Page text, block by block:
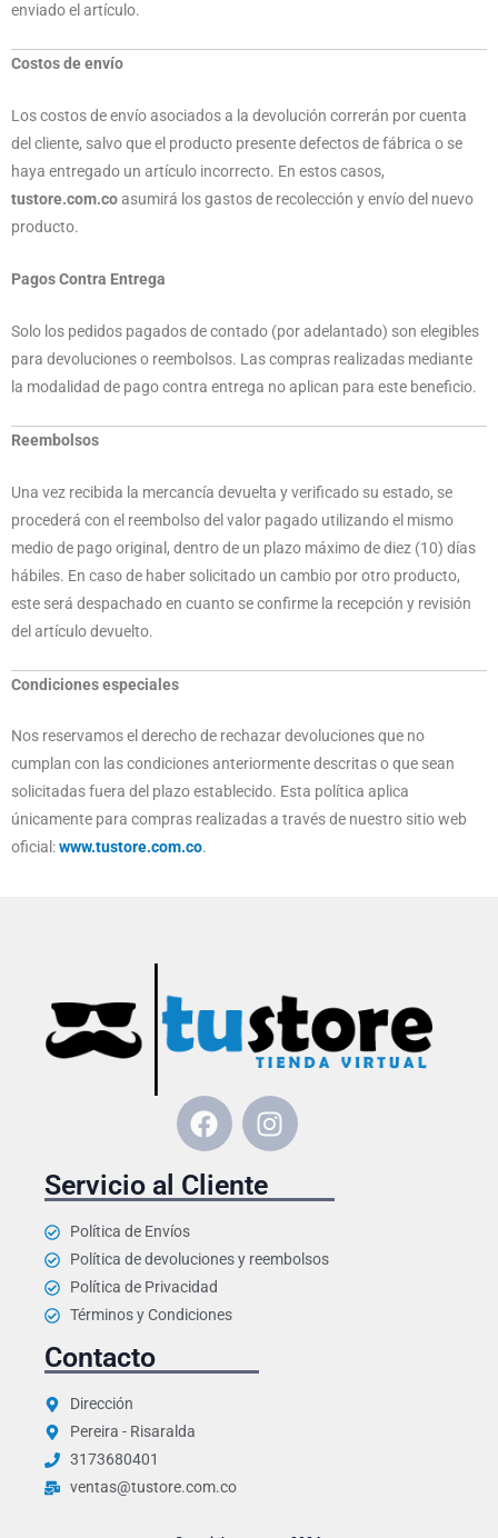
enviado el artículo.
Costos de envío
Los costos de envío asociados a la devolución correrán por cuenta
del cliente, salvo que el producto presente defectos de fábrica o se
haya entregado un artículo incorrecto. En estos casos,
tustore.com.coasumirá los gastos de recolección y envío del nuevo
producto.
Pagos Contra Entrega
Solo los pedidos pagados de contado (por adelantado) son elegibles
para devoluciones o reembolsos. Las compras realizadas mediante
la modalidad de pago contra entrega no aplican para este beneficio.
Reembolsos
Una vez recibida la mercancía devuelta y verificado su estado, se
procederá con el reembolso del valor pagado utilizando el mismo
medio de pago original, dentro de un plazo máximo de diez (10) días
hábiles. En caso de haber solicitado un cambio por otro producto,
este será despachado en cuanto se confirme la recepción y revisión
del artículo devuelto.
Condiciones especiales
Nos reservamos el derecho de rechazar devoluciones que no
cumplan con las condiciones anteriormente descritas o que sean
solicitadas fuera del plazo establecido. Esta política aplica
únicamente para compras realizadas a través de nuestro sitio web
oficial:www.tustore.com.co.
F
a
e
o
o
k
I
n
t
g
r
Servicio al Cliente
Política de Envíos
Política de devoluciones y reembolsos
Política de Privacidad
Términos y Condiciones
Contacto
Dirección
Pereira - Risaralda
3173680401
ventas@tustore.com.co